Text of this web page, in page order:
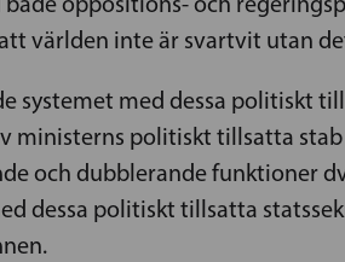
världen inte är svartvit utan
systemet med dessa politiskt
ministerns politiskt tillsatta
och dubblerande funktioner
dessa politiskt tillsatta